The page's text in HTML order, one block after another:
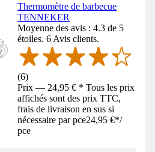
Thermomètre de barbecue
TENNEKER
Moyenne des avis : 4.3 de 5
étoiles. 6 Avis clients.
(6)
Prix — 24,95 € * Tous les prix
affichés sont des prix TTC,
frais de livraison en sus si
nécessaire par pce24,95 €*/
pce